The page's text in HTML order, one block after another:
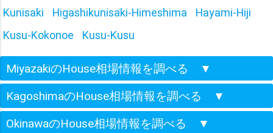
Kunisaki
Higashikunisaki-Himeshima
Hayami-Hiji
Kusu-Kokonoe
Kusu-Kusu
MiyazakiのHouse相場情報を調べる ▼
KagoshimaのHouse相場情報を調べる ▼
OkinawaのHouse相場情報を調べる ▼